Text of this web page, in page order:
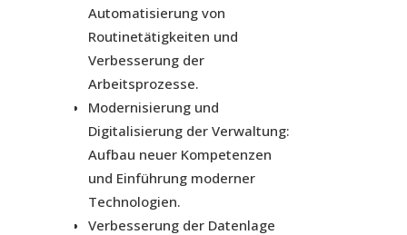
Automatisierung von
Routinetätigkeiten und
Verbesserung der
Arbeitsprozesse.
Modernisierung und
Digitalisierung der Verwaltung:
Aufbau neuer Kompetenzen
und Einführung moderner
Technologien.
Verbesserung der Datenlage